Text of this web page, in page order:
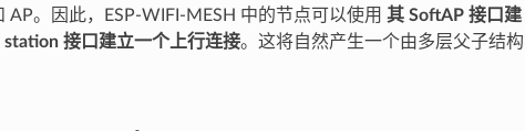
。因此，ESP-WIFI-MESH 中的节点可以使用 其 SoftAP 接口建
station 接口建立一个上行连接。这将自然产生一个由多层父子结构